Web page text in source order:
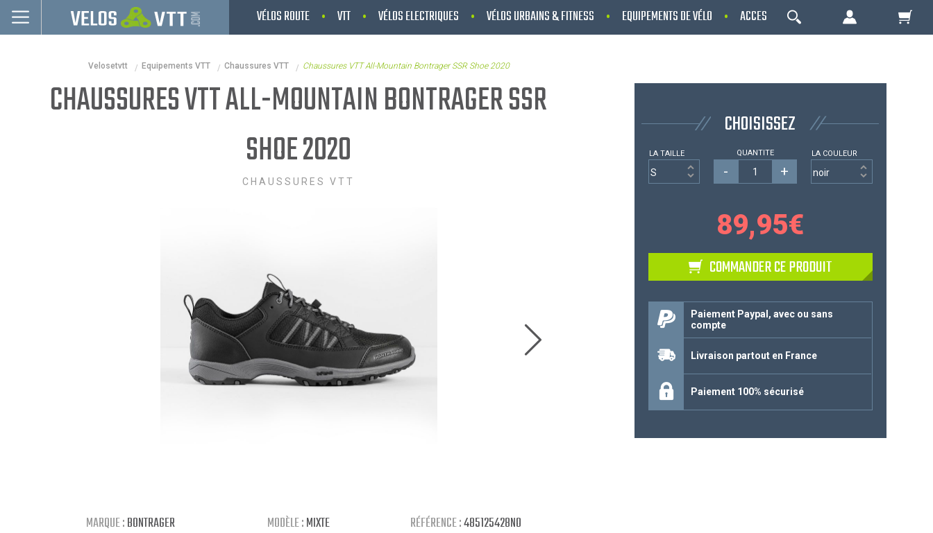
VÉLOS ROUTE VTT VÉLOS ELECTRIQUES VÉLOS URBAINS & FITNESS EQUIPEMENTS DE VÉLO ACCESSOIRES NOS PROMOS
OK
Votre panier est là pour vous servir. Donnez-
lui un but ! C'est un lieu temporaire où est
Velosetvtt Equipements VTT Chaussures VTT Chaussures VTT All-Mountain Bontrager SSR Shoe 2020
CHAUSSURES VTT ALL-MOUNTAIN BONTRAGER SSR
SHOE 2020
CHAUSSURES VTT
MARQUE :BONTRAGER MODÈLE :MIXTE RÉFÉRENCE :485125428NO
CHOISISSEZ
LA TAILLE QUANTITE
- +
LA COULEUR
89,95€
COMMANDER CE PRODUIT
Paiement Paypal, avec ou sans
compte
Livraison partout en France
Paiement 100% sécurisé